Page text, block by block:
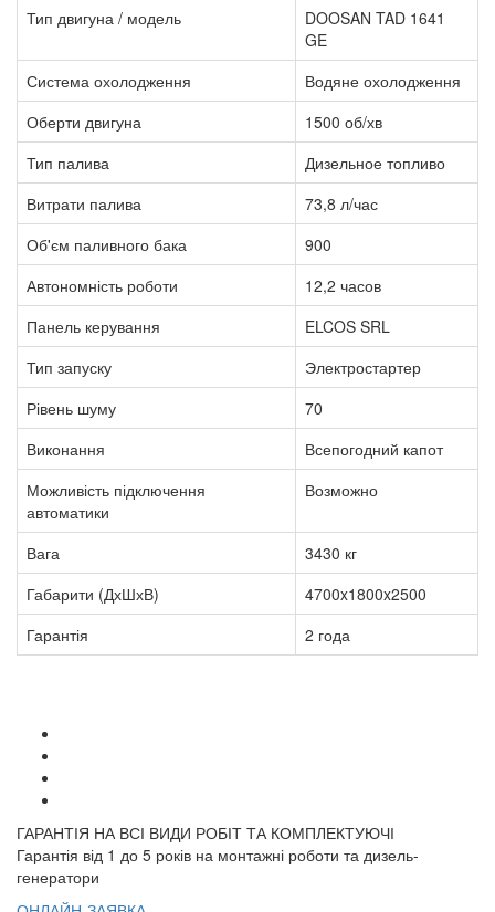
Тип двигуна / модель
DOOSAN TAD 1641
GE
Система охолодження
Водяне охолодження
Оберти двигуна
1500 об/хв
Тип палива
Дизельное топливо
Витрати палива
73,8 л/час
Об'єм паливного бака
900
Автономність роботи
12,2 часов
Панель керування
ELCOS SRL
Тип запуску
Электростартер
Рівень шуму
70
Виконання
Всепогодний капот
Можливість підключення
автоматики
Возможно
Вага
3430 кг
Габарити (ДхШхВ)
4700x1800x2500
Гарантія
2 года
ГАРАНТІЯ НА ВСІ ВИДИ РОБІТ ТА КОМПЛЕКТУЮЧІ
Гарантія від 1 до 5 років на монтажні роботи та дизель-
генератори